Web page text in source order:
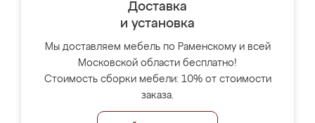
Доставка
и установка
Мы доставляем мебель по Раменскому и всей
Московской области бесплатно!
Стоимость сборки мебели: 10% от стоимости
заказа.